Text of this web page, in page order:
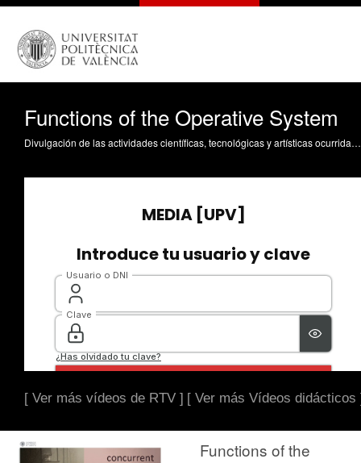
Functions of the Operative System
Divulgación de las actividades científicas, tecnológicas y artísticas ocurridas en los tres campus de la UPV
[ Ver más vídeos de RTV ] [ Ver más Vídeos didácticos
Functions of the